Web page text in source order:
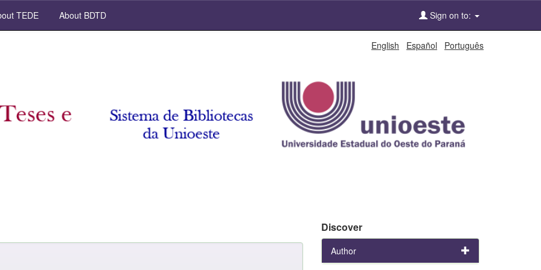
TEDE About BDTD Sign on to:
English Español Português
Discover
Author